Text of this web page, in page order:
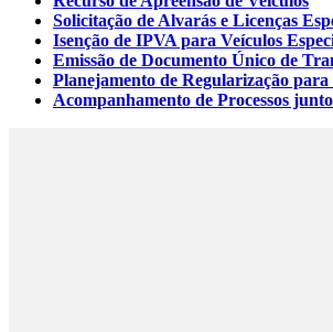
Solicitação de Alvarás e Licenças
Isenção de IPVA para Veículos
Emissão de Documento Único de
Planejamento de Regularização
Acompanhamento de Processos